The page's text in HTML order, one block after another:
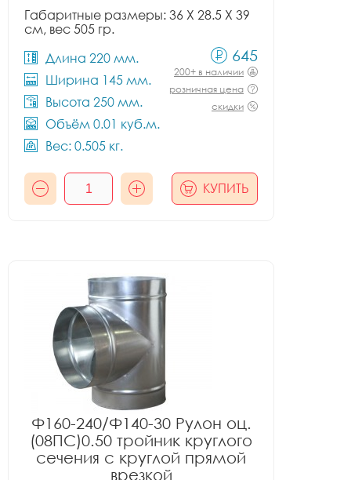
Габаритные размеры: 36 X 28.5 X 39
см, вес 505 гр.
Длина 220 мм.
Ширина 145 мм.
Высота 250 мм.
Объём 0.01 куб.м.
Вес: 0.505 кг.
645
200+ в наличии
розничная цена
скидки
КУПИТЬ
Ф160-240/Ф140-30 Рулон оц.
(08ПС)0.50 тройник круглого
сечения с круглой прямой
врезкой